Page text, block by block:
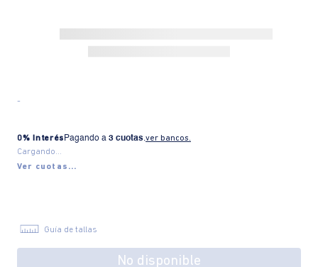
-
0% Interés Pagando a 3 cuotas.ver bancos.
Cargando...
Ver cuotas...
Guía de tallas
No disponible